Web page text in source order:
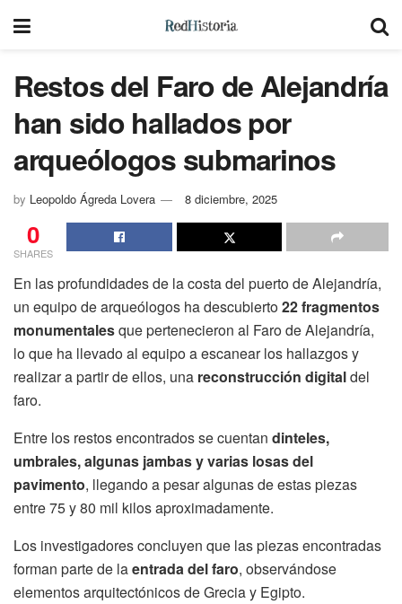
Restos del Faro de Alejandría
han sido hallados por
arqueólogos submarinos
by Leopoldo Ágreda Lovera 8 diciembre, 2025
0
SHARES
En las profundidades de la costa del puerto de Alejandría,
un equipo de arqueólogos ha descubierto22 fragmentos
monumentalesque pertenecieron al Faro de Alejandría,
lo que ha llevado al equipo a escanear los hallazgos y
realizar a partir de ellos, una reconstrucción digitaldel
faro.
Entre los restos encontrados se cuentan dinteles,
umbrales, algunas jambas y varias losas del
pavimento, llegando a pesar algunas de estas piezas
entre 75 y 80 mil kilos aproximadamente.
Los investigadores concluyen que las piezas encontradas
forman parte de laentrada del faro, observándose
elementos arquitectónicos de Grecia y Egipto.